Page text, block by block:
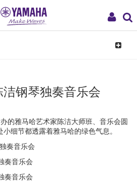
My
Toggle
钢琴独奏音乐会
的雅马哈艺术家陈洁大师班、音乐会圆
细节都透露着雅马哈的绿色气息。